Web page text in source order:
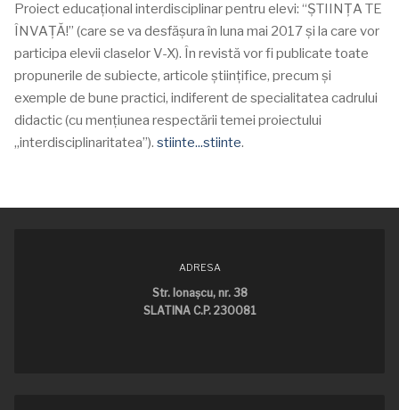
Proiect educaţional interdisciplinar pentru elevi: “ŞTIINŢA TE
ÎNVAŢĂ!” (care se va desfăşura în luna mai 2017 şi la care vor
participa elevii claselor V-X). În revistă vor fi publicate toate
propunerile de subiecte, articole ştiinţifice, precum şi
exemple de bune practici, indiferent de specialitatea cadrului
didactic (cu menţiunea respectării temei proiectului
„interdisciplinaritatea”). stiinte...stiinte.
ADRESA
Str. Ionaşcu, nr. 38
SLATINA C.P. 230081